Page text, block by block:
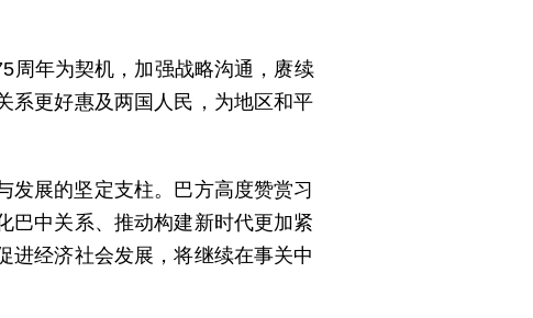
周年为契机，加强战略沟通，赓续
系更好惠及两国人民，为地区和平
发展的坚定支柱。巴方高度赞赏习
巴中关系、推动构建新时代更加紧
进经济社会发展，将继续在事关中